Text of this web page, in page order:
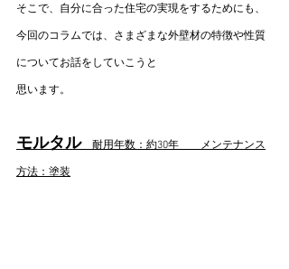
そこで、自分に合った住宅の実現をするためにも、
今回のコラムでは、さまざまな外壁材の特徴や性質
についてお話をしていこうと
思います。
モルタル 耐用年数：約30年　　メンテナンス
方法：塗装